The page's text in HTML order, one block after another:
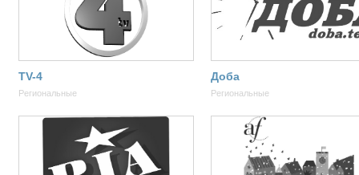
TV-4
Региональные
Доба
Региональные